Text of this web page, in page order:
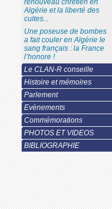
renouveau chrétien en
Algérie et la liberté des
cultes...
Une poseuse de bombes
a fait couler en Algérie le
sang français : la France
l’honore !
Le CLAN-R conseille
Histoire et mémoires
Parlement
Evènements
Commémorations
PHOTOS ET VIDEOS
BIBLIOGRAPHIE